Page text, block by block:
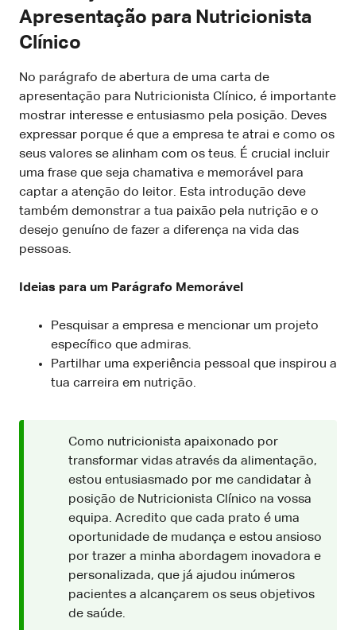
Apresentação para Nutricionista
Clínico
No parágrafo de abertura de uma carta de
apresentação para Nutricionista Clínico, é importante
mostrar interesse e entusiasmo pela posição. Deves
expressar porque é que a empresa te atrai e como os
seus valores se alinham com os teus. É crucial incluir
uma frase que seja chamativa e memorável para
captar a atenção do leitor. Esta introdução deve
também demonstrar a tua paixão pela nutrição e o
desejo genuíno de fazer a diferença na vida das
pessoas.
Ideias para um Parágrafo Memorável
Pesquisar a empresa e mencionar um projeto
específico que admiras.
Partilhar uma experiência pessoal que inspirou a
tua carreira em nutrição.
Como nutricionista apaixonado por
transformar vidas através da alimentação,
estou entusiasmado por me candidatar à
posição de Nutricionista Clínico na vossa
equipa. Acredito que cada prato é uma
oportunidade de mudança e estou ansioso
por trazer a minha abordagem inovadora e
personalizada, que já ajudou inúmeros
pacientes a alcançarem os seus objetivos
de saúde.